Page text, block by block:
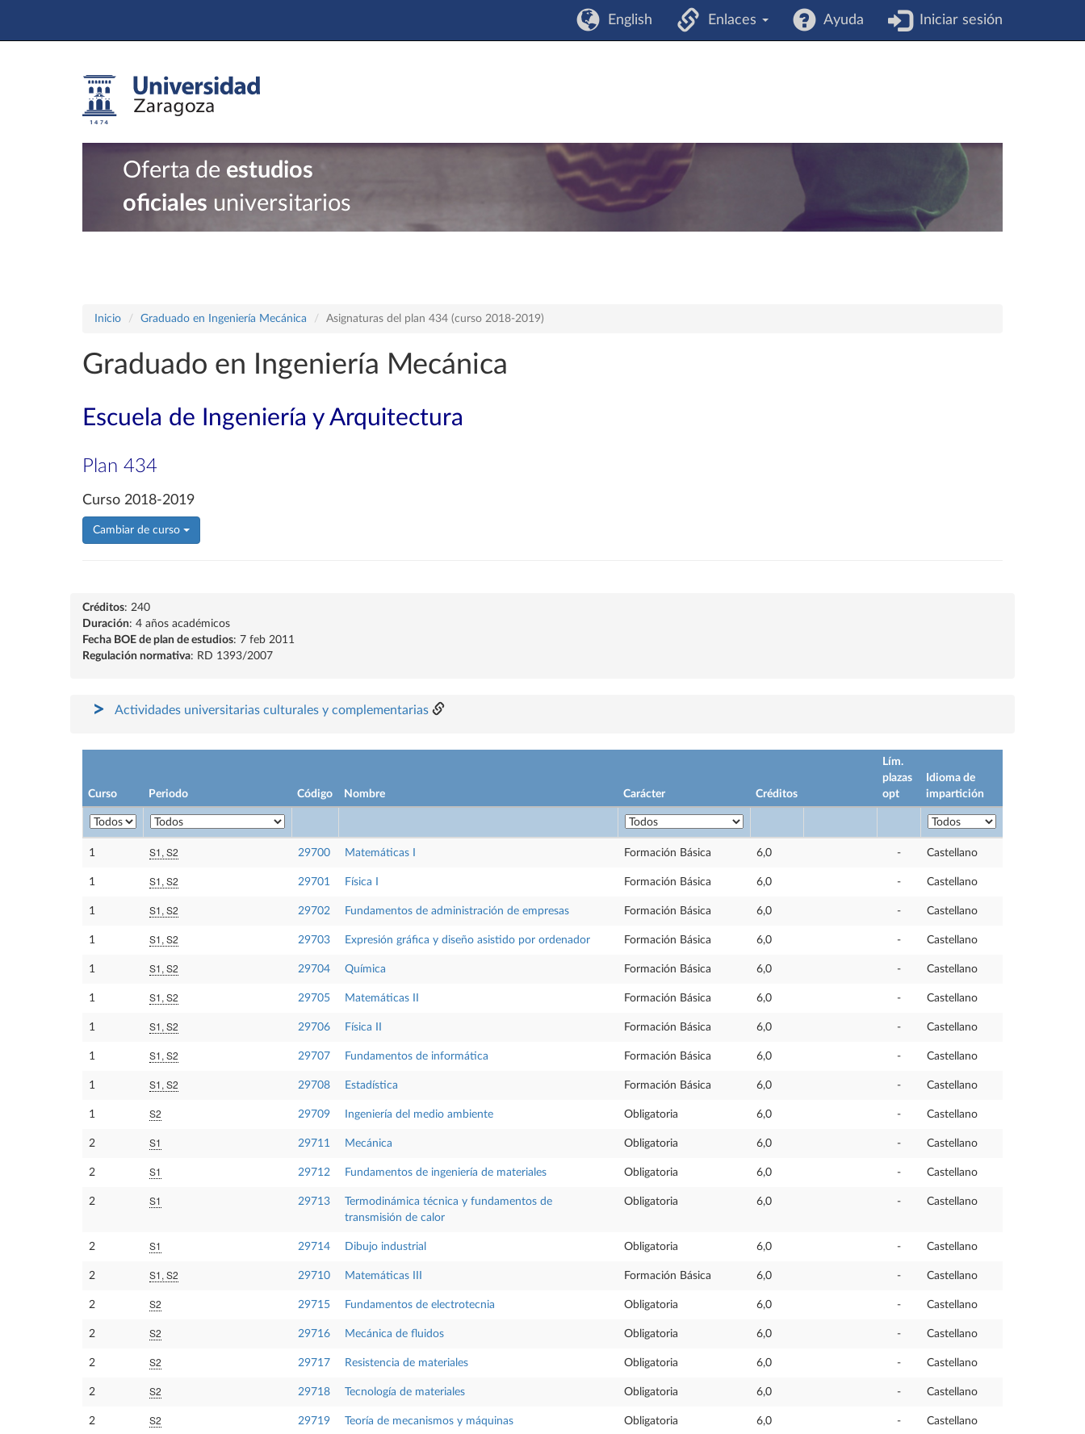
English Enlaces Ayuda Iniciar sesión
Oferta de estudios
oficiales universitarios
Inicio Graduado en Ingeniería Mecánica Asignaturas del plan 434 (curso 2018-2019)
Graduado en Ingeniería Mecánica
Escuela de Ingeniería y Arquitectura
Plan 434
Curso 2018-2019
Cambiar de curso
Créditos: 240
Duración: 4 años académicos
Fecha BOE de plan de estudios: 7 feb 2011
Regulación normativa: RD 1393/2007
Actividades universitarias culturales y complementarias
Curso Periodo Código Nombre Carácter Créditos
Lím.
plazas
opt
Idioma de
impartición
1 S1, S2 29700 Matemáticas I Formación Básica 6,0 - Castellano
1 S1, S2 29701 Física I Formación Básica 6,0 - Castellano
1 S1, S2 29702 Fundamentos de administración de empresas Formación Básica 6,0 - Castellano
1 S1, S2 29703 Expresión gráfica y diseño asistido por ordenador Formación Básica 6,0 - Castellano
1 S1, S2 29704 Química Formación Básica 6,0 - Castellano
1 S1, S2 29705 Matemáticas II Formación Básica 6,0 - Castellano
1 S1, S2 29706 Física II Formación Básica 6,0 - Castellano
1 S1, S2 29707 Fundamentos de informática Formación Básica 6,0 - Castellano
1 S1, S2 29708 Estadística Formación Básica 6,0 - Castellano
1 S2 29709 Ingeniería del medio ambiente Obligatoria 6,0 - Castellano
2 S1 29711 Mecánica Obligatoria 6,0 - Castellano
2 S1 29712 Fundamentos de ingeniería de materiales Obligatoria 6,0 - Castellano
2 S1 29713
Termodinámica técnica y fundamentos de
transmisión de calor
Obligatoria 6,0 - Castellano
2 S1 29714 Dibujo industrial Obligatoria 6,0 - Castellano
2 S1, S2 29710 Matemáticas III Formación Básica 6,0 - Castellano
2 S2 29715 Fundamentos de electrotecnia Obligatoria 6,0 - Castellano
2 S2 29716 Mecánica de fluidos Obligatoria 6,0 - Castellano
2 S2 29717 Resistencia de materiales Obligatoria 6,0 - Castellano
2 S2 29718 Tecnología de materiales Obligatoria 6,0 - Castellano
2 S2 29719 Teoría de mecanismos y máquinas Obligatoria 6,0 - Castellano